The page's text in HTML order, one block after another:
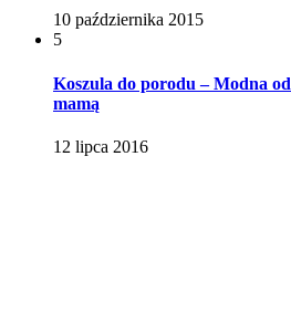
10 października 2015
5
Koszula do porodu – Modna
mamą
12 lipca 2016